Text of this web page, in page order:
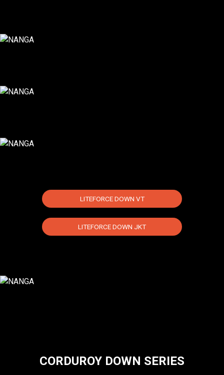
LITEFORCE DOWN VT
LITEFORCE DOWN JKT
CORDUROY DOWN SERIES